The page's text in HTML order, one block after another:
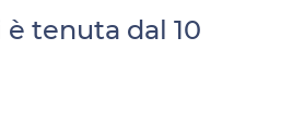
tenuta dal 10